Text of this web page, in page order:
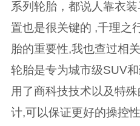
系列轮胎，都说人靠衣
置也是很关键的 ,千理之
胎的重要性,我也查过相
轮胎是专为城市级SUV
用了商科技技术以及特
计,可以保证更好的操控